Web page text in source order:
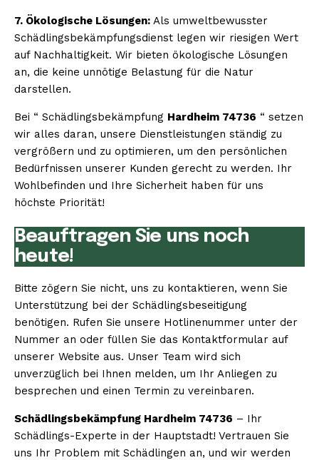
7. Ökologische Lösungen: Als umweltbewusster
Schädlingsbekämpfungsdienst legen wir riesigen Wert
auf Nachhaltigkeit. Wir bieten ökologische Lösungen
an, die keine unnötige Belastung für die Natur
darstellen.
Bei “ Schädlingsbekämpfung Hardheim 74736 “ setzen
wir alles daran, unsere Dienstleistungen ständig zu
vergrößern und zu optimieren, um den persönlichen
Bedürfnissen unserer Kunden gerecht zu werden. Ihr
Wohlbefinden und Ihre Sicherheit haben für uns
höchste Priorität!
Beauftragen Sie uns noch
heute!
Bitte zögern Sie nicht, uns zu kontaktieren, wenn Sie
Unterstützung bei der Schädlingsbeseitigung
benötigen. Rufen Sie unsere Hotlinenummer unter der
Nummer an oder füllen Sie das Kontaktformular auf
unserer Website aus. Unser Team wird sich
unverzüglich bei Ihnen melden, um Ihr Anliegen zu
besprechen und einen Termin zu vereinbaren.
Schädlingsbekämpfung Hardheim 74736 – Ihr
Schädlings-Experte in der Hauptstadt! Vertrauen Sie
uns Ihr Problem mit Schädlingen an, und wir werden